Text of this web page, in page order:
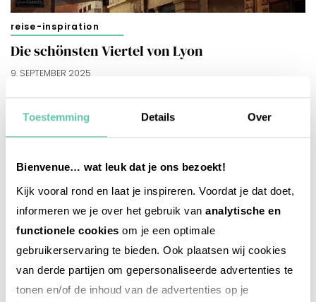
Toestemming Details Over
Bienvenue… wat leuk dat je ons bezoekt!
Kijk vooral rond en laat je inspireren. Voordat je dat doet,
informeren we je over het gebruik van analytische en
functionele cookies om je een optimale
gebruikerservaring te bieden. Ook plaatsen wij cookies
van derde partijen om gepersonaliseerde advertenties te
tonen en/of de inhoud van de advertenties op je
reise-inspiration
Die schönsten Viertel von Lyon
9. SEPTEMBER 2025